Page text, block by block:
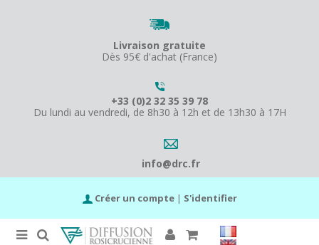
Livraison gratuite
Dès 95€ d'achat (France)
+33 (0)2 32 35 39 78
Du lundi au vendredi, de 8h30 à 12h et de 13h30 à 17H
info@drc.fr
Créer un compte | S'identifier